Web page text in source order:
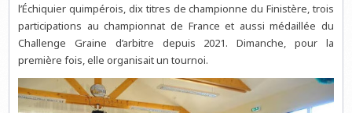
l’Échiquier quimpérois, dix titres de championne du Finistère, trois
participations au championnat de France et aussi médaillée du
Challenge Graine d’arbitre depuis 2021. Dimanche, pour la
première fois, elle organisait un tournoi.